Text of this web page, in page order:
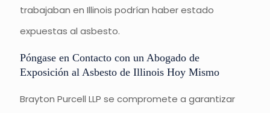
trabajaban en Illinois podrían haber estado
expuestas al asbesto.
Póngase en Contacto con un Abogado de
Exposición al Asbesto de Illinois Hoy Mismo
Brayton Purcell LLP se compromete a garantizar